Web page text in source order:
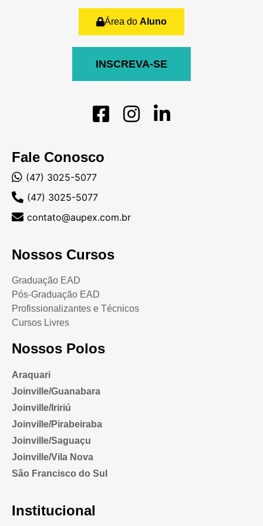
Fale Conosco
(47) 3025-5077
(47) 3025-5077
contato@aupex.com.br
Nossos Cursos
Graduação EAD
Pós-Graduação EAD
Profissionalizantes e Técnicos
Cursos Livres
Nossos Polos
Araquari
Joinville/Guanabara
Joinville/Iririú
Joinville/Pirabeiraba
Joinville/Saguaçu
Joinville/Vila Nova
São Francisco do Sul
Institucional
Área do Aluno
INSCREVA-SE